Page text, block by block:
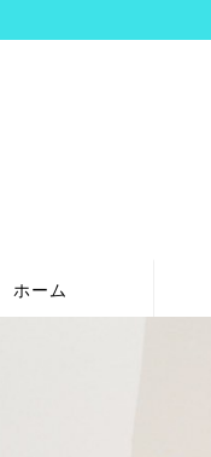
ホーム